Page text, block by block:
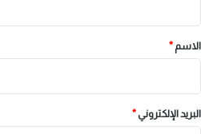
*
الاسم *
البريد الإلكتروني*